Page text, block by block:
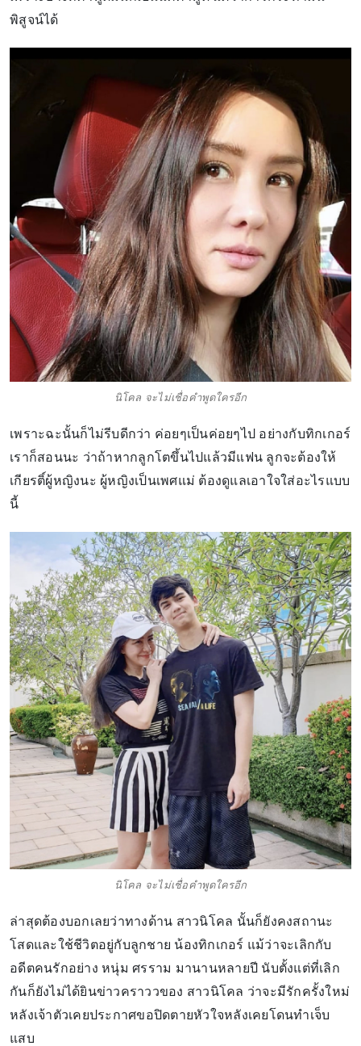
พิสูจน์ได้
นิโคล จะไม่เชื่อคำพูดใครอีก
เพราะฉะนั้นก็ไม่รีบดีกว่า ค่อยๆเป็นค่อยๆไป อย่างกับทิกเกอร์
เราก็สอนนะ ว่าถ้าหากลูกโตขึ้นไปแล้วมีแฟน ลูกจะต้องให้
เกียรติ์ผู้หญิงนะ ผู้หญิงเป็นเพศแม่ ต้องดูแลเอาใจใส่อะไรแบบ
นี้
นิโคล จะไม่เชื่อคำพูดใครอีก
ล่าสุดต้องบอกเลยว่าทางด้าน สาวนิโคล นั้นก็ยังคงสถานะ
โสดและใช้ชีวิตอยู่กับลูกชาย น้องทิกเกอร์ แม้ว่าจะเลิกกับ
อดีตคนรักอย่าง หนุ่ม ศรราม มานานหลายปี นับตั้งแต่ที่เลิก
กันก็ยังไม่ได้ยินข่าวคราววของ สาวนิโคล ว่าจะมีรักครั้งใหม่
หลังเจ้าตัวเคยประกาศขอปิดตายหัวใจหลังเคยโดนทำเจ็บ
แสบ